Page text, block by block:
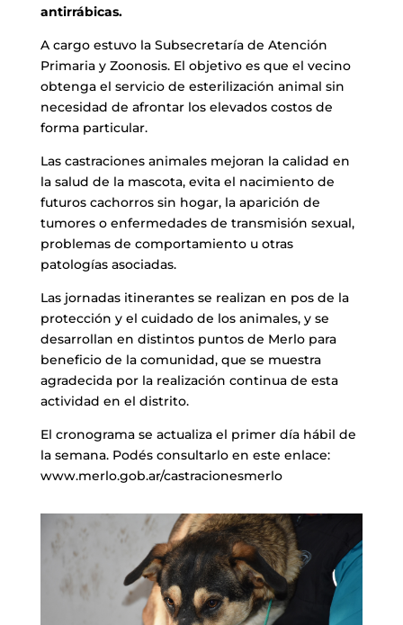
antirrábicas.
A cargo estuvo la Subsecretaría de Atención
Primaria y Zoonosis. El objetivo es que el vecino
obtenga el servicio de esterilización animal sin
necesidad de afrontar los elevados costos de
forma particular.
Las castraciones animales mejoran la calidad en
la salud de la mascota, evita el nacimiento de
futuros cachorros sin hogar, la aparición de
tumores o enfermedades de transmisión sexual,
problemas de comportamiento u otras
patologías asociadas.
Las jornadas itinerantes se realizan en pos de la
protección y el cuidado de los animales, y se
desarrollan en distintos puntos de Merlo para
beneficio de la comunidad, que se muestra
agradecida por la realización continua de esta
actividad en el distrito.
El cronograma se actualiza el primer día hábil de
la semana. Podés consultarlo en este enlace:
www.merlo.gob.ar/castracionesmerlo